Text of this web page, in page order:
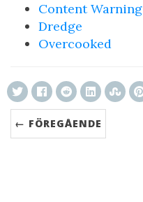
Content Warning
Dredge
Overcooked
← FÖREGÅENDE